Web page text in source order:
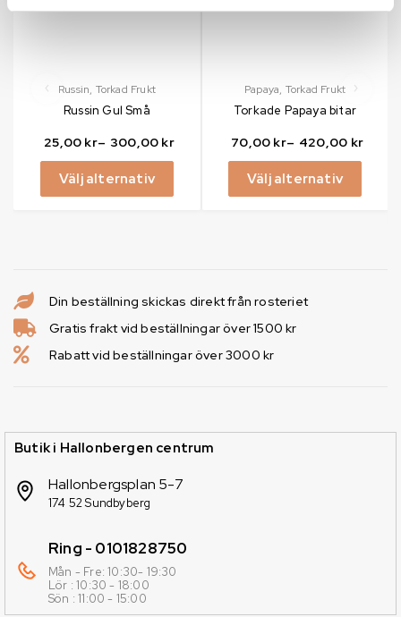
Russin, Torkad Frukt
Russin Gul Små
25,00 kr– 300,00 kr
Välj alternativ
Papaya, Torkad Frukt
Torkade Papaya bitar
70,00 kr– 420,00 kr
Välj alternativ
Din beställning skickas direkt från rosteriet
Gratis frakt vid beställningar över 1500 kr
Rabatt vid beställningar över 3000 kr
Butik i Hallonbergen centrum
Hallonbergsplan 5-7
174 52 Sundbyberg
Ring - 0101828750
Mån - Fre: 10:30- 19:30
Lör : 10:30 - 18:00
Sön : 11:00 - 15:00